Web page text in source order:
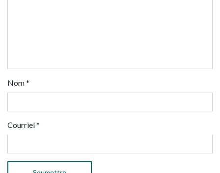
Nom*
Courriel*